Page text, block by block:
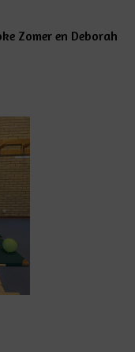
Zomer en Deborah